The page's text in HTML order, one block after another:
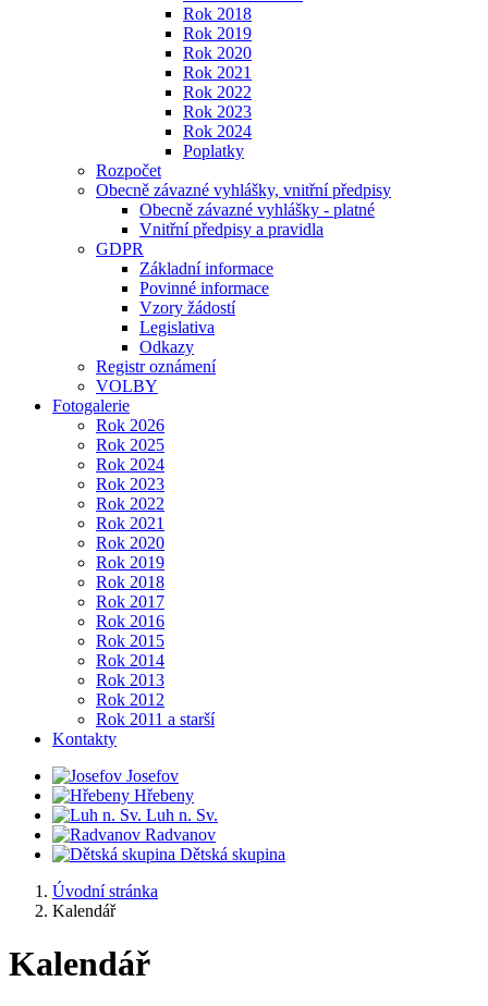
Rok 2018
Rok 2019
Rok 2020
Rok 2021
Rok 2022
Rok 2023
Rok 2024
Poplatky
Rozpočet
Obecně závazné vyhlášky, vnitřní předpisy
Obecně závazné vyhlášky - platné
Vnitřní předpisy a pravidla
GDPR
Základní informace
Povinné informace
Vzory žádostí
Legislativa
Odkazy
Registr oznámení
VOLBY
Fotogalerie
Rok 2026
Rok 2025
Rok 2024
Rok 2023
Rok 2022
Rok 2021
Rok 2020
Rok 2019
Rok 2018
Rok 2017
Rok 2016
Rok 2015
Rok 2014
Rok 2013
Rok 2012
Rok 2011 a starší
Kontakty
Josefov
Hřebeny
Luh n. Sv.
Radvanov
Dětská skupina
Úvodní stránka
Kalendář
Kalendář